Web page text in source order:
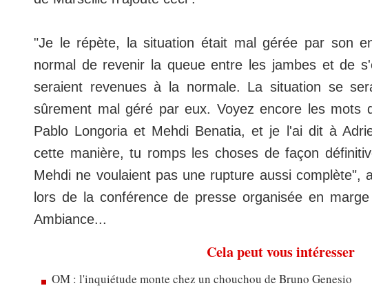
"Je le répète, la situation était mal gérée par son
normal de revenir la queue entre les jambes et de
seraient revenues à la normale. La situation se
sûrement mal géré par eux. Voyez encore les mots
Pablo Longoria et Mehdi Benatia, et je l'ai dit à
cette manière, tu romps les choses de façon
Mehdi ne voulaient pas une rupture aussi complète",
lors de la conférence de presse organisée en
Ambiance...
Cela peut vous intéresser
OM : l'inquiétude monte chez un chouchou de Bruno Genesio